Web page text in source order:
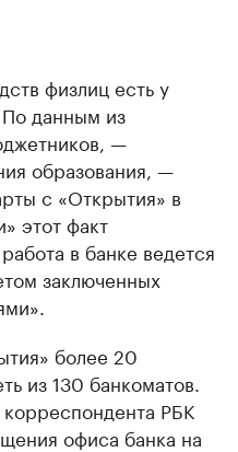
физлиц есть у
данным из
—
образования, —
с «Открытия» в
этот факт
в банке ведется
заключенных
более 20
из 130 банкоматов.
РБК
офиса банка на